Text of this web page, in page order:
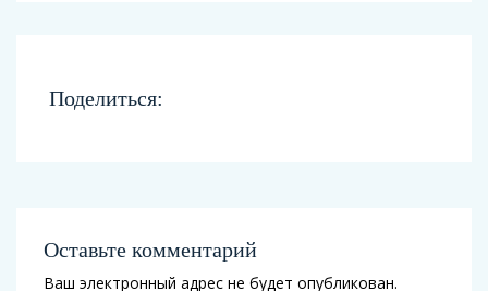
Поделиться:
Оставьте комментарий
Ваш электронный адрес не будет опубликован.